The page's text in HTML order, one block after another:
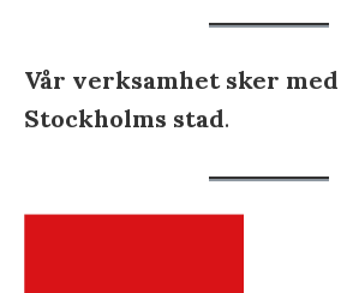
Vår verksamhet sker
Stockholms stad.